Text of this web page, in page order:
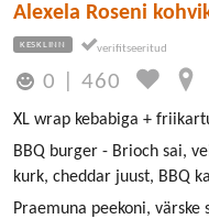
Alexela Roseni
KESKLINN
0 |460
XL wrap kebabiga +
BBQ burger - Brioch sai,
kurk, cheddar juust, BBQ
Praemuna peekoni, värske